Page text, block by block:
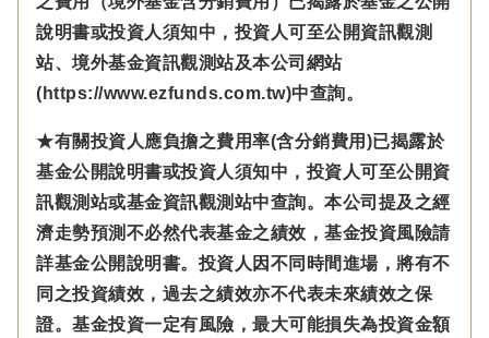
說明書或投資人須知中，投資人可至公開資訊觀測
站、境外基金資訊觀測站及本公司網站
(https://www.ezfunds.com.tw)中查詢。
★有關投資人應負擔之費用率(含分銷費用)已揭露於
基金公開說明書或投資人須知中，投資人可至公開資
訊觀測站或基金資訊觀測站中查詢。本公司提及之經
濟走勢預測不必然代表基金之績效，基金投資風險請
詳基金公開說明書。投資人因不同時間進場，將有不
同之投資績效，過去之績效亦不代表未來績效之保
證。基金投資一定有風險，最大可能損失為投資金額